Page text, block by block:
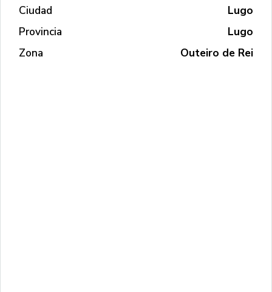
Ciudad
Lugo
Provincia
Lugo
Zona
Outeiro de Rei